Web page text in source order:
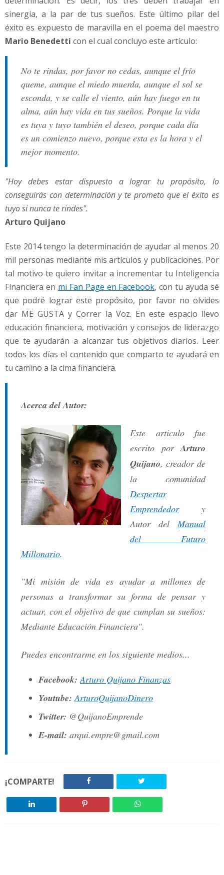
sinergia, a la par de tus sueños. Este último pilar del
éxito es expuesto de maravilla en el poema del maestro
Mario Benedetti con el cual concluyo este artículo:
No te rindas, por favor no cedas, aunque el frío
queme, aunque el miedo muerda, aunque el sol se
esconda, y se calle el viento, aún hay fuego en tu
alma, aún hay vida en tus sueños. Porque la vida
es tuya y tuyo también el deseo, porque cada día
es un comienzo nuevo, porque esta es la hora y el
mejor momento.
"Hoy debes estar dispuesto a lograr tu propósito, lo
conseguirás con determinación y te prometo que el éxito es
tuyo si nunca te rindes".
Arturo Quijano
Este 2014 tengo la determinación de ayudar al menos 20
mil personas mediante mis artículos y publicaciones. Por
tal motivo te quiero invitar a incrementar tu Inteligencia
Financiera en mi Fan Page en Facebook, con tu ayuda sé
que podré lograr este propósito, por favor no olvides
dar ME GUSTA y Correr la Voz. En este espacio llevo
educación financiera, motivación y consejos de liderazgo
que te ayudarán a alcanzar tus objetivos diarios. Leer
todos los días el contenido que comparto te ayudará en
tu camino a la cima financiera.
Acerca del Autor:
Este articulo fue
escrito porArturo
Quijano, creador de
la comunidad
Despertar
Emprendedory
Autor delManual
del Futuro
Millonario.
"Mi misión de vida es ayudar a millones de
personas a transformar su forma de pensar y
actuar, con el objetivo de que cumplan su sueños:
Mediante Educación Financiera".
Puedes encontrarme en los siguiente medios...
Facebook: Arturo Quijano Finanzas
Youtube: ArturoQuijanoDinero
Twitter: @QuijanoEmprende
E-mail: arqui.empre@gmail.com
¡COMPARTE!